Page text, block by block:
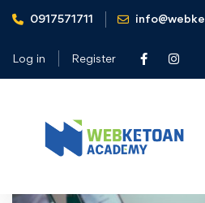
0917571711
Log in Register
Home Quản lý rủi ro
Tag: Quản